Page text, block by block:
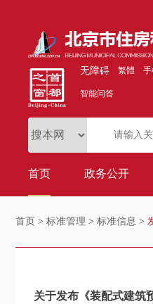
无障碍 繁體
智能问答
首页 政务公开
首页 >标准管理 >标准信息 >
关于发布《装配式建筑